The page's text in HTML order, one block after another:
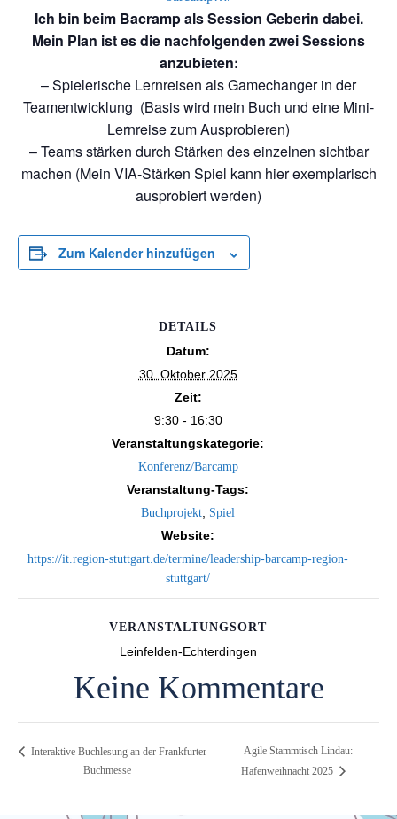
Ich bin beim Bacramp als Session Geberin dabei.
Mein Plan ist es die nachfolgenden zwei Sessions
anzubieten:
– Spielerische Lernreisen als Gamechanger in der
Teamentwicklung (Basis wird mein Buch und eine Mini-
Lernreise zum Ausprobieren)
– Teams stärken durch Stärken des einzelnen sichtbar
machen (Mein VIA-Stärken Spiel kann hier exemplarisch
ausprobiert werden)
Zum Kalender hinzufügen
DETAILS
Datum:
30. Oktober 2025
Zeit:
9:30 - 16:30
Veranstaltungskategorie:
Konferenz/Barcamp
Veranstaltung-Tags:
Buchprojekt, Spiel
Website:
https://it.region-stuttgart.de/termine/leadership-barcamp-region-
stuttgart/
VERANSTALTUNGSORT
Leinfelden-Echterdingen
Keine Kommentare
Interaktive Buchlesung an der Frankfurter
Buchmesse
Agile Stammtisch Lindau:
Hafenweihnacht 2025